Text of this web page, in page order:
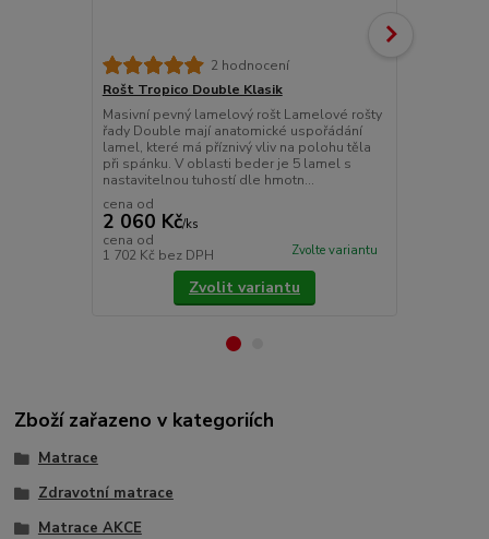
2 hodnocení
Rošt Tropico Double Klasik
Masivní pevný lamelový rošt Lamelové rošty
řady Double mají anatomické uspořádání
lamel, které má příznivý vliv na polohu těla
při spánku. V oblasti beder je 5 lamel s
nastavitelnou tuhostí dle hmotn...
cena od
2 060 Kč/ks
cena od
1 702 Kč bez DPH Zvolte variantu
Zvolit variantu
Zboží zařazeno v kategoriích
Matrace
Zdravotní matrace
Matrace AKCE